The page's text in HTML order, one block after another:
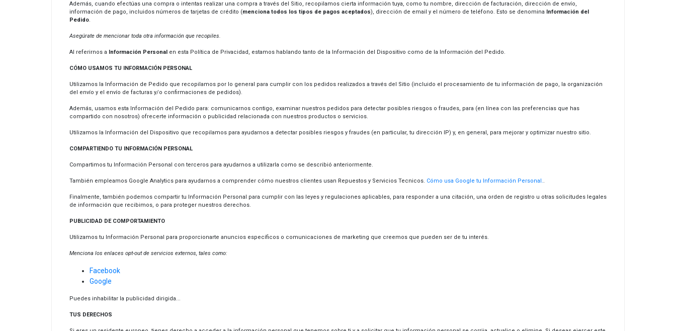
Además, cuando efectúas una compra o intentas realizar una compra a través del Sitio, recopilamos cierta información tuya, como tu nombre, dirección de facturación, dirección de envío,
información de pago, incluidos números de tarjetas de crédito (menciona todos los tipos de pagos aceptados), dirección de email y el número de teléfono. Esto se denomina Información del
Pedido.
Asegúrate de mencionar toda otra información que recopiles.
Al referirnos a Información Personal en esta Política de Privacidad, estamos hablando tanto de la Información del Dispositivo como de la Información del Pedido.
CÓMO USAMOS TU INFORMACIÓN PERSONAL
Utilizamos la Información de Pedido que recopilamos por lo general para cumplir con los pedidos realizados a través del Sitio (incluido el procesamiento de tu información de pago, la organización
del envío y el envío de facturas y/o confirmaciones de pedidos).
Además, usamos esta Información del Pedido para: comunicarnos contigo, examinar nuestros pedidos para detectar posibles riesgos o fraudes, para (en línea con las preferencias que has
compartido con nosotros) ofrecerte información o publicidad relacionada con nuestros productos o servicios.
Utilizamos la Información del Dispositivo que recopilamos para ayudarnos a detectar posibles riesgos y fraudes (en particular, tu dirección IP) y, en general, para mejorar y optimizar nuestro sitio.
COMPARTIENDO TU INFORMACIÓN PERSONAL
Compartimos tu Información Personal con terceros para ayudarnos a utilizarla como se describió anteriormente.
También empleamos Google Analytics para ayudarnos a comprender cómo nuestros clientes usan Repuestos y Servicios Tecnicos. Cómo usa Google tu Información Personal..
Finalmente, también podemos compartir tu Información Personal para cumplir con las leyes y regulaciones aplicables, para responder a una citación, una orden de registro u otras solicitudes legales
de información que recibimos, o para proteger nuestros derechos.
PUBLICIDAD DE COMPORTAMIENTO
Utilizamos tu Información Personal para proporcionarte anuncios específicos o comunicaciones de marketing que creemos que pueden ser de tu interés.
Menciona los enlaces opt-out de servicios externos, tales como:
Facebook
Google
Puedes inhabilitar la publicidad dirigida...
TUS DERECHOS